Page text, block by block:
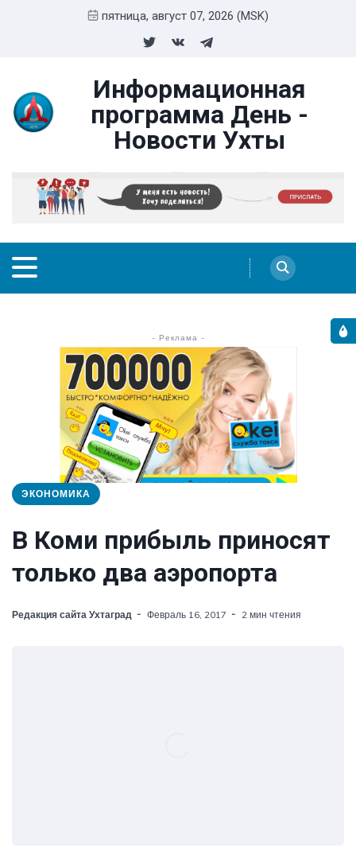
пятница, август 07, 2026 (MSK)
Информационная
программа День -
Новости Ухты
- Реклама -
ЭКОНОМИКА
В Коми прибыль приносят
только два аэропорта
Редакция сайта Ухтаград Февраль 16, 2017 2 мин чтения